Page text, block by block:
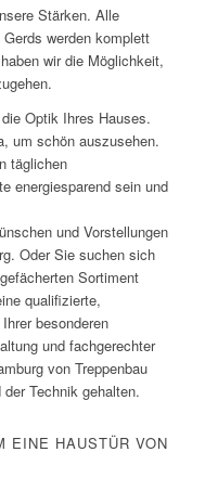
Stärken. Alle
werden komplett
wir die Möglichkeit,
Optik Ihres Hauses.
um schön auszusehen.
täglichen
energiesparend sein und
und Vorstellungen
Oder Sie suchen sich
Sortiment
qualifizierte,
besonderen
und fachgerechter
von Treppenbau
Technik gehalten.
EINE HAUSTÜR VON